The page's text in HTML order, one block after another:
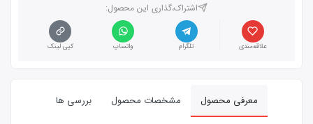
اشتراک،گذاری این محصول‌:
علاقه‌مندی تلگرام واتساپ کپی لینک
معرفی محصول مشخصات محصول بررسی ها